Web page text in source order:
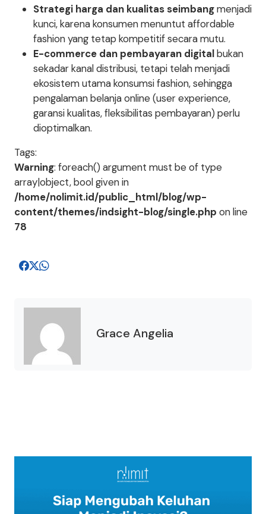
Strategi harga dan kualitas seimbangmenjadi
kunci, karena konsumen menuntut affordable
fashion yang tetap kompetitif secara mutu.
E-commerce dan pembayaran digitalbukan
sekadar kanal distribusi, tetapi telah menjadi
ekosistem utama konsumsi fashion, sehingga
pengalaman belanja online (user experience,
garansi kualitas, fleksibilitas pembayaran) perlu
dioptimalkan.
Tags:
Warning: foreach() argument must be of type
array|object, bool given in
/home/nolimit.id/public_html/blog/wp-
content/themes/indsight-blog/single.php on line
78
Grace Angelia